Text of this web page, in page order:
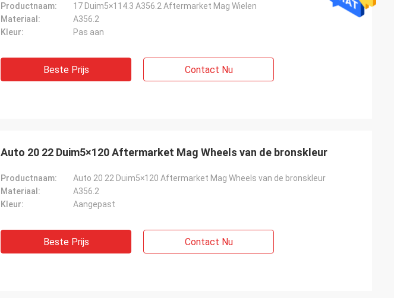
Productnaam:
17 Duim5×114.3 A356.2 Aftermarket Mag Wielen
Materiaal:
A356.2
Kleur:
Pas aan
Beste Prijs Contact Nu
Auto 20 22 Duim5×120 Aftermarket Mag Wheels van de bronskleur
Productnaam:
Auto 20 22 Duim5×120 Aftermarket Mag Wheels van de bronskleur
Materiaal:
A356.2
Kleur:
Aangepast
Beste Prijs Contact Nu